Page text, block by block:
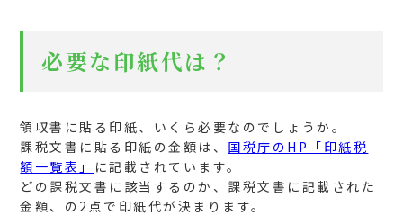
必要な印紙代は？
領収書に貼る印紙、いくら必要なのでしょうか。
課税文書に貼る印紙の金額は、 国税庁のHP「印紙税
額一覧表」
に記載されています。
どの課税文書に該当するのか、課税文書に記載された
金額、の2点で印紙代が決まります。